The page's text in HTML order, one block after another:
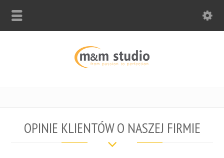
OPINIE KLIENTÓW O NASZEJ FIRMIE